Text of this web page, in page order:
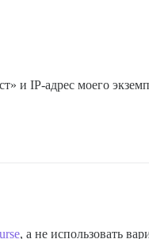
и IP-адрес моего
, а не использовать